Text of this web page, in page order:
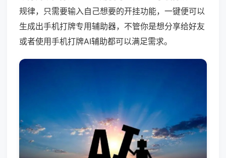
规律，只需要输入自己想要的开挂功能，一键便可以
生成出手机打牌专用辅助器，不管你是想分享给好友
或者使用手机打牌AI辅助都可以满足需求。